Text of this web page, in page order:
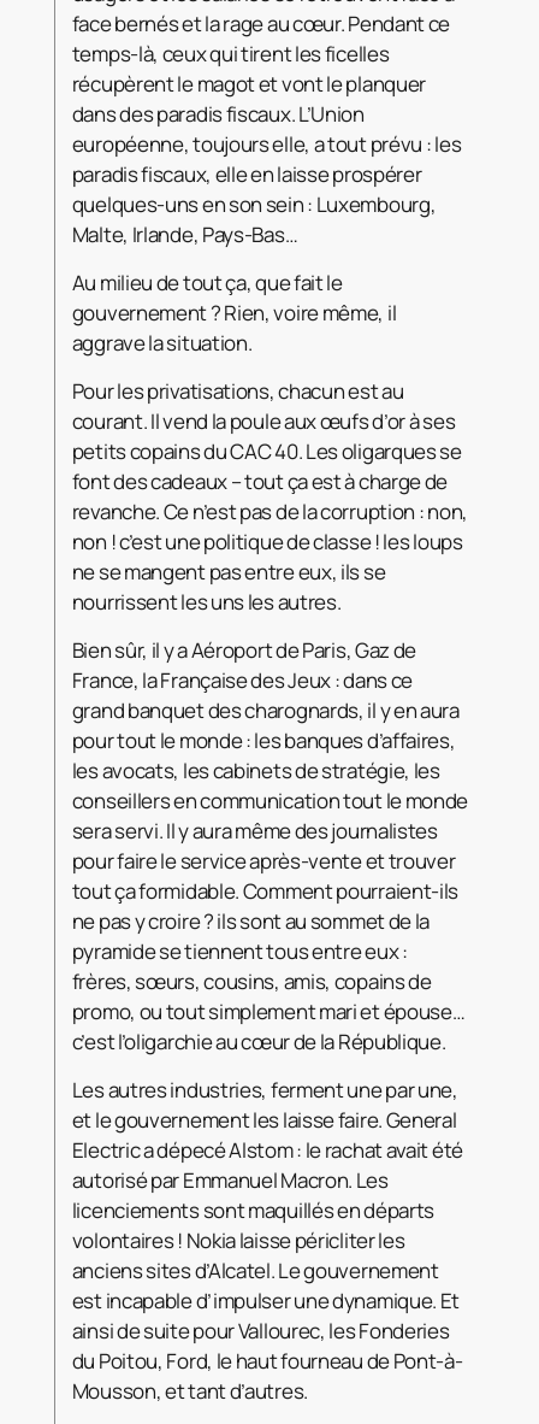
face bernés et la rage au cœur. Pendant ce
temps-là, ceux qui tirent les ficelles
récupèrent le magot et vont le planquer
dans des paradis fiscaux. L’Union
européenne, toujours elle, a tout prévu : les
paradis fiscaux, elle en laisse prospérer
quelques-uns en son sein : Luxembourg,
Malte, Irlande, Pays-Bas…
Au milieu de tout ça, que fait le
gouvernement ? Rien, voire même, il
aggrave la situation.
Pour les privatisations, chacun est au
courant. Il vend la poule aux œufs d’or à ses
petits copains du CAC 40. Les oligarques se
font des cadeaux – tout ça est à charge de
revanche. Ce n’est pas de la corruption : non,
non ! c’est une politique de classe ! les loups
ne se mangent pas entre eux, ils se
nourrissent les uns les autres.
Bien sûr, il y a Aéroport de Paris, Gaz de
France, la Française des Jeux : dans ce
grand banquet des charognards, il y en aura
pour tout le monde : les banques d’affaires,
les avocats, les cabinets de stratégie, les
conseillers en communication tout le monde
sera servi. Il y aura même des journalistes
pour faire le service après-vente et trouver
tout ça formidable. Comment pourraient-ils
ne pas y croire ? ils sont au sommet de la
pyramide se tiennent tous entre eux :
frères, sœurs, cousins, amis, copains de
promo, ou tout simplement mari et épouse…
c’est l’oligarchie au cœur de la République.
Les autres industries, ferment une par une,
et le gouvernement les laisse faire. General
Electric a dépecé Alstom : le rachat avait été
autorisé par Emmanuel Macron. Les
licenciements sont maquillés en départs
volontaires ! Nokia laisse péricliter les
anciens sites d’Alcatel. Le gouvernement
est incapable d’impulser une dynamique. Et
ainsi de suite pour Vallourec, les Fonderies
du Poitou, Ford, le haut fourneau de Pont-à-
Mousson, et tant d’autres.